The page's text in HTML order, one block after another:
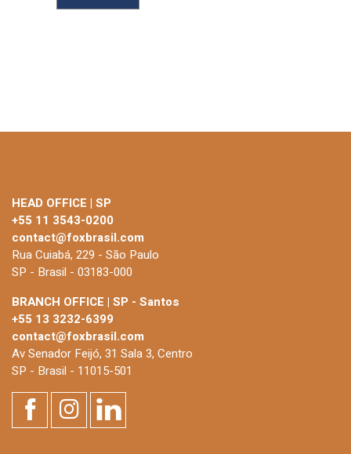
HEAD OFFICE | SP
+55 11 3543-0200
contact@foxbrasil.com
Rua Cuiabá, 229 - São Paulo
SP - Brasil - 03183-000
BRANCH OFFICE | SP - Santos
+55 13 3232-6399
contact@foxbrasil.com
Av Senador Feijó, 31 Sala 3, Centro
SP - Brasil - 11015-501